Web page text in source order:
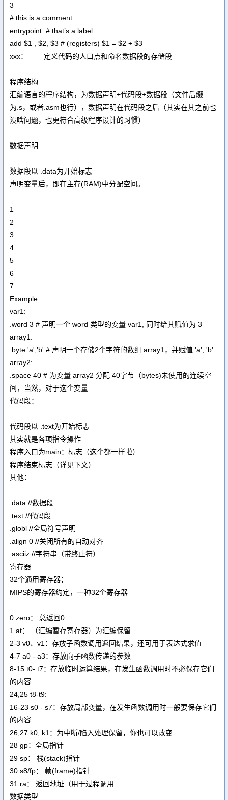
3
# this is a comment
entrypoint: # that’s a label
add $1 , $2, $3 # (registers) $1 = $2 + $3
xxx：—— 定义代码的人口点和命名数据段的存储段
程序结构
汇编语言的程序结构，为数据声明+代码段+数据段（文件后缀
为.s，或者.asm也行），数据声明在代码段之后（其实在其之前也
没啥问题，也更符合高级程序设计的习惯）
数据声明
数据段以 .data为开始标志
声明变量后，即在主存(RAM)中分配空间。
1
2
3
4
5
6
7
Example:
var1:
.word 3 # 声明一个 word 类型的变量 var1, 同时给其赋值为 3
array1:
.byte 'a','b' # 声明一个存储2个字符的数组 array1，并赋值 'a', 'b'
array2:
.space 40 # 为变量 array2 分配 40字节（bytes)未使用的连续空
间，当然，对于这个变量
代码段：
代码段以 .text为开始标志
其实就是各项指令操作
程序入口为main：标志（这个都一样啦）
程序结束标志（详见下文）
其他：
.data //数据段
.text //代码段
.globl //全局符号声明
.align 0 //关闭所有的自动对齐
.asciiz //字符串（带终止符）
寄存器
32个通用寄存器：
MIPS的寄存器约定，一种32个寄存器
0 zero： 总返回0
1 at： （汇编暂存寄存器）为汇编保留
2-3 v0、v1：存放子函数调用返回结果，还可用于表达式求值
4-7 a0 - a3：存放向子函数传递的参数
8-15 t0- t7：存放临时运算结果，在发生函数调用时不必保存它们
的内容
24,25 t8-t9:
16-23 s0 - s7：存放局部变量，在发生函数调用时一般要保存它们
的内容
26,27 k0, k1：为中断/陷入处理保留，你也可以改变
28 gp：全局指针
29 sp： 栈(stack)指针
30 s8/fp： 帧(frame)指针
31 ra： 返回地址（用于过程调用
数据类型